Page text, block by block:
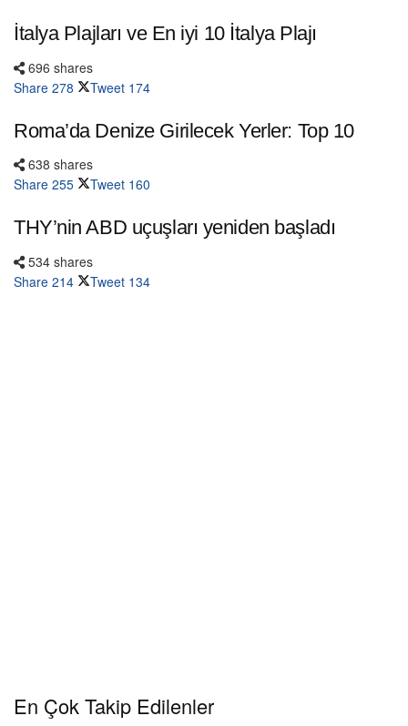
İtalya Plajları ve En iyi 10 İtalya Plajı
696 shares
Share 278 Tweet 174
Roma’da Denize Girilecek Yerler: Top 10
638 shares
Share 255 Tweet 160
THY’nin ABD uçuşları yeniden başladı
534 shares
Share 214 Tweet 134
En Çok Takip Edilenler